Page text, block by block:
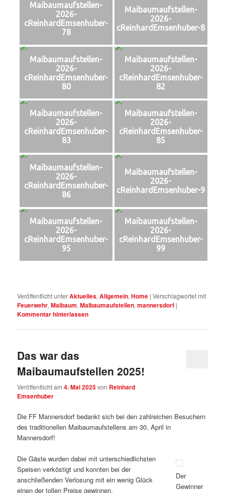
Maibaumaufstellen-
2026-
cReinhardEmsenhuber-
78
Maibaumaufstellen-
2026-
cReinhardEmsenhuber-8
Maibaumaufstellen-
2026-
cReinhardEmsenhuber-
80
Maibaumaufstellen-
2026-
cReinhardEmsenhuber-
82
Maibaumaufstellen-
2026-
cReinhardEmsenhuber-
83
Maibaumaufstellen-
2026-
cReinhardEmsenhuber-
85
Maibaumaufstellen-
2026-
cReinhardEmsenhuber-
86
Maibaumaufstellen-
2026-
cReinhardEmsenhuber-9
Maibaumaufstellen-
2026-
cReinhardEmsenhuber-
95
Maibaumaufstellen-
2026-
cReinhardEmsenhuber-
99
Veröffentlicht unterAktuelles,Allgemein,Home |Verschlagwortet mit
Feuerwehr,Maibaum,Maibaumaufstellen,mannersdorf |
Kommentar hinterlassen
Das war das
Maibaumaufstellen 2025!
Veröffentlicht am4. Mai 2025von Reinhard
Emsenhuber
Die FF Mannersdorf bedankt sich bei den zahlreichen Besuchern
des traditionellen Maibaumaufstellens am 30. April in
Mannersdorf!
Der
Gewinner
Die Gäste wurden dabei mit unterschiedlichsten
Speisen verköstigt und konnten bei der
anschließenden Verlosung mit ein wenig Glück
einen der tollen Preise gewinnen.